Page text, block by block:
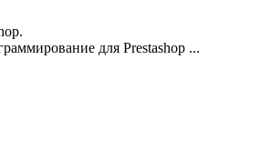
для Prestashop ...